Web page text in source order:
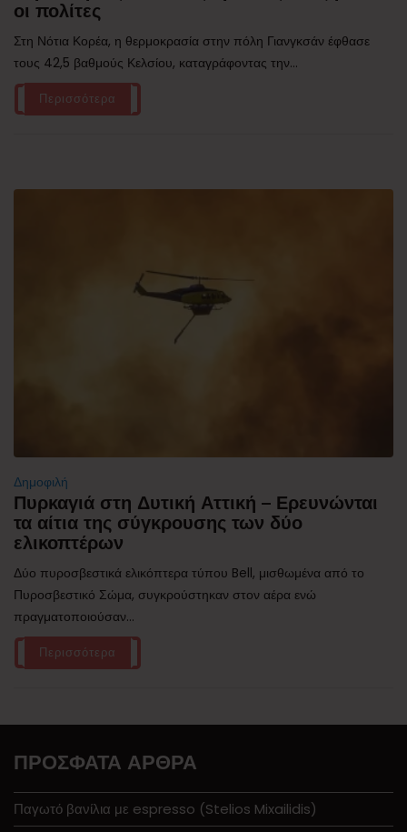
οι πολίτες
Στη Νότια Κορέα, η θερμοκρασία στην πόλη Γιανγκσάν έφθασε
τους 42,5 βαθμούς Κελσίου, καταγράφοντας την...
Περισσότερα
Δημοφιλή
Πυρκαγιά στη Δυτική Αττική – Ερευνώνται
τα αίτια της σύγκρουσης των δύο
ελικοπτέρων
Δύο πυροσβεστικά ελικόπτερα τύπου Bell, μισθωμένα από το
Πυροσβεστικό Σώμα, συγκρούστηκαν στον αέρα ενώ
πραγματοποιούσαν...
Περισσότερα
ΠΡΌΣΦΑΤΑ ΆΡΘΡΑ
Παγωτό βανίλια με espresso (Stelios Mixailidis)